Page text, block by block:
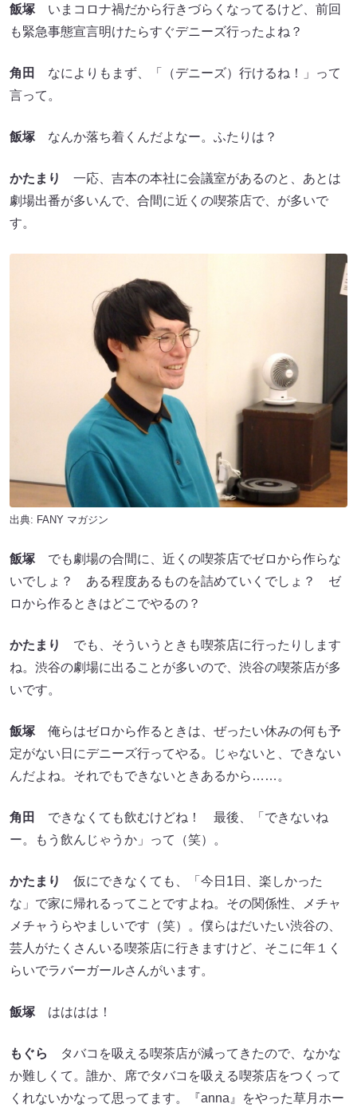
飯塚 いまコロナ禍だから行きづらくなってるけど、前回
も緊急事態宣言明けたらすぐデニーズ行ったよね？
角田
なによりもまず、「（デニーズ）行けるね！」って
言って。
飯塚 なんか落ち着くんだよなー。ふたりは？
かたまり
一応、吉本の本社に会議室があるのと、あとは
劇場出番が多いんで、合間に近くの喫茶店で、が多いで
す。
出典: FANY マガジン
飯塚 でも劇場の合間に、近くの喫茶店でゼロから作らな
いでしょ？ ある程度あるものを詰めていくでしょ？ ゼ
ロから作るときはどこでやるの？
かたまり
でも、そういうときも喫茶店に行ったりします
ね。渋谷の劇場に出ることが多いので、渋谷の喫茶店が多
いです。
飯塚 俺らはゼロから作るときは、ぜったい休みの何も予
定がない日にデニーズ行ってやる。じゃないと、できない
んだよね。それでもできないときあるから……。
角田
できなくても飲むけどね！ 最後、「できないね
ー。もう飲んじゃうか」って（笑）。
かたまり
仮にできなくても、「今日1日、楽しかった
な」で家に帰れるってことですよね。その関係性、メチャ
メチャうらやましいです（笑）。僕らはだいたい渋谷の、
芸人がたくさんいる喫茶店に行きますけど、そこに年１く
らいでラバーガールさんがいます。
飯塚 はははは！
もぐら
タバコを吸える喫茶店が減ってきたので、なかな
か難しくて。誰か、席でタバコを吸える喫茶店をつくって
くれないかなって思ってます。『anna』をやった草月ホー